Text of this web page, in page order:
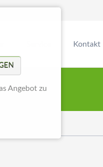
mit Makler
Kontakt
Angebot zu